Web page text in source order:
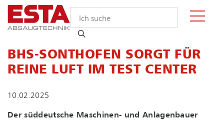
BHS-SONTHOFEN SORGT FÜR
REINE LUFT IM TEST CENTER
10.02.2025
Der süddeutsche Maschinen- und Anlagenbauer